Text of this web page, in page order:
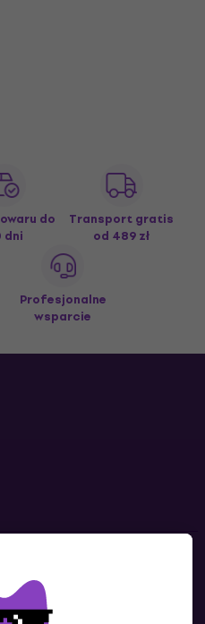
do
dni
Transport gratis
od 489 zł
Profesjonalne
wsparcie
się z nami